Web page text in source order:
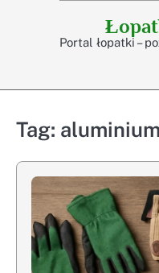
Portal łopatki –
Tag: aluminium